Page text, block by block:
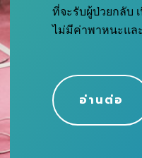
ที่จะรับผู้ป่วยกลับ
ไม่มีค่าพาหนะแล
อ่านต่อ